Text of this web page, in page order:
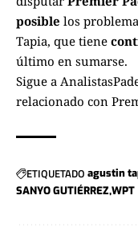
posible los
Tapia, que tiene
último en sumarse.
Sigue a
relacionado con
ETIQUETADO agustin
SANYO GUTIÉRREZ WPT